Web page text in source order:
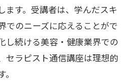
ます。受講者は、学んだスキ
でのニーズに応えることがで
し続ける美容・健康業界での
セラピスト通信講座は理想的